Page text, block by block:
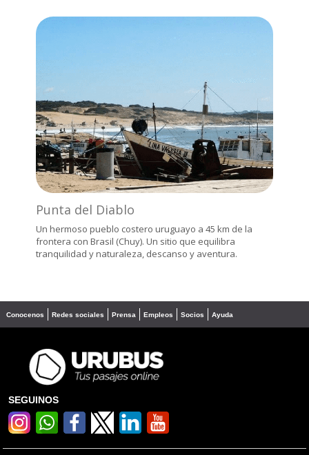
Punta del Diablo
Un hermoso pueblo costero uruguayo a 45 km de la
frontera con Brasil (Chuy). Un sitio que equilibra
tranquilidad y naturaleza, descanso y aventura.
Conocenos Redes sociales Prensa Empleos Socios Ayuda
SEGUINOS